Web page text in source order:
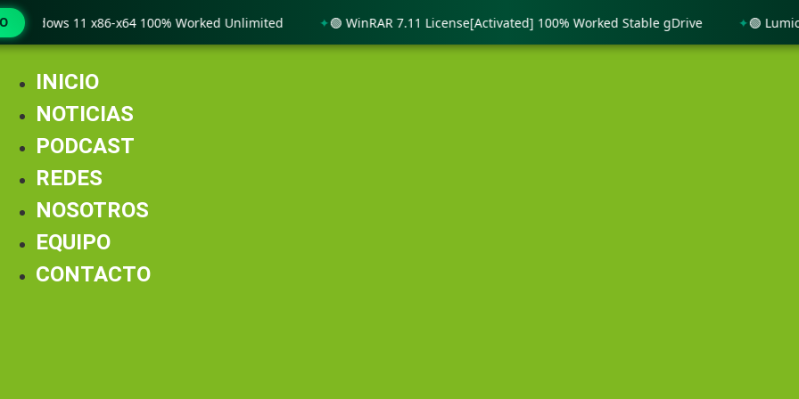
Ir
INICIO
NOTICIAS
PODCAST
REDES
NOSOTROS
EQUIPO
CONTACTO
11 x86-x64 100% Worked Unlimited 🟢 WinRAR 7.11 License[Activated] 100% Worked Stable gDrive 🟢 Lumion